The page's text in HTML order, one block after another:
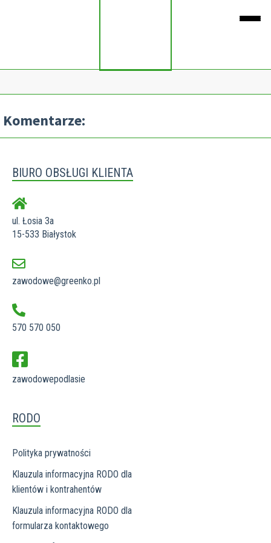
Komentarze:
BIURO OBSŁUGI KLIENTA
ul. Łosia 3a
15-533 Białystok
zawodowe@greenko.pl
570 570 050
zawodowepodlasie
RODO
Polityka prywatności
Klauzula informacyjna RODO dla
klientów i kontrahentów
Klauzula informacyjna RODO dla
formularza kontaktowego